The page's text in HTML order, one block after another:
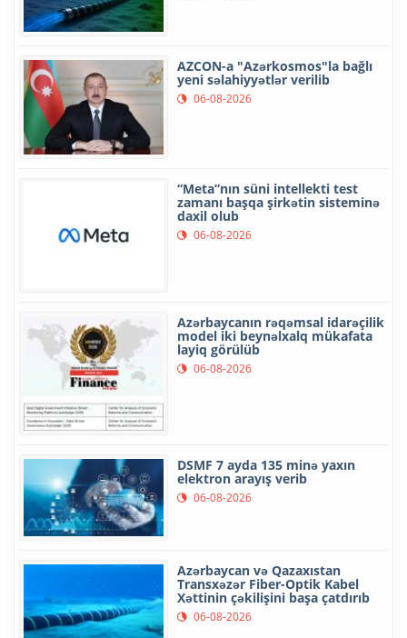
AZCON-a "Azərkosmos"la bağlı
yeni səlahiyyətlər verilib
06-08-2026
“Meta”nın süni intellekti test
zamanı başqa şirkətin sisteminə
daxil olub
06-08-2026
Azərbaycanın rəqəmsal idarəçilik
model iki beynəlxalq mükafata
layiq görülüb
06-08-2026
DSMF 7 ayda 135 minə yaxın
elektron arayış verib
06-08-2026
Azərbaycan və Qazaxıstan
Transxəzər Fiber-Optik Kabel
Xəttinin çəkilişini başa çatdırıb
06-08-2026